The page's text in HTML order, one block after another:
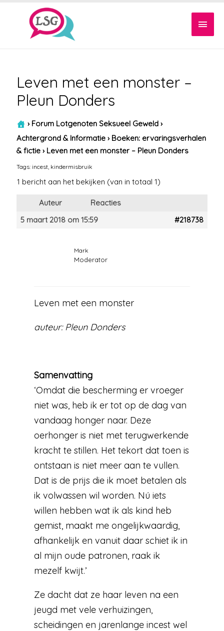
Leven met een monster –
Pleun Donders
› Forum Lotgenoten Seksueel Geweld ›
Achtergrond & Informatie › Boeken: ervaringsverhalen
& fictie › Leven met een monster – Pleun Donders
Tags:incest kindermisbruik
1 bericht aan het bekijken (van in totaal 1)
Auteur
Reacties
5 maart 2018 om 15:59
#218738
Mark
Moderator
Leven met een monster
auteur: Pleun Donders
Samenvatting
‘Omdat die bescherming er vroeger
niet was, heb ik er tot op de dag van
vandaag honger naar. Deze
oerhonger is niet met terugwerkende
kracht te stillen. Het tekort dat toen is
ontstaan is niet meer aan te vullen.
Dat is de prijs die ik moet betalen als
ik volwassen wil worden. Nú iets
willen hebben wat ik als kind heb
gemist, maakt me ongelijkwaardig,
afhankelijk en vanuit daar schiet ik in
al mijn oude patronen, raak ik
mezelf kwijt.’
Ze dacht dat ze haar leven na een
jeugd met vele verhuizingen,
scheidingen en jarenlange incest wel